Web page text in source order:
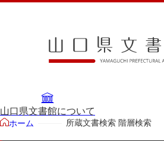
山口県文書館について
ホーム 所蔵文書検索 階層検索